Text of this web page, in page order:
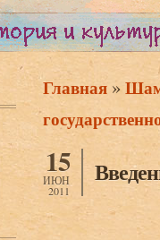
Вы здесь
Главная »
15
ИЮН
2011